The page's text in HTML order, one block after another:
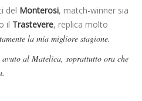
del Monterosi, match-winner sia
il Trastevere, replica molto
la mia migliore stagione.
al Matelica, soprattutto ora che